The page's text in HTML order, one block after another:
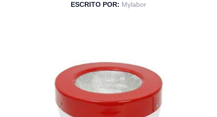
ESCRITO POR: Mylabor